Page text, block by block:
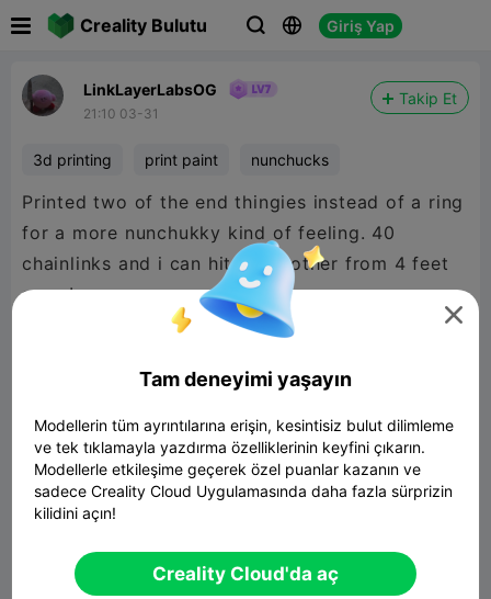
Creality Bulutu   Giriş Yap
LinkLayerLabsOG
21:10 03-31
Takip Et
3d printing print paint nunchucks
Printed two of the end thingies instead of a ring
for a more nunchukky kind of feeling. 40
chainlinks and i can hit my brother from 4 feet
away!

Tam deneyimi yaşayın
Modellerin tüm ayrıntılarına erişin, kesintisiz bulut dilimleme
ve tek tıklamayla yazdırma özelliklerinin keyfini çıkarın.
Modellerle etkileşime geçerek özel puanlar kazanın ve
sadece Creality Cloud Uygulamasında daha fazla sürprizin
kilidini açın!
Creality Cloud'da aç